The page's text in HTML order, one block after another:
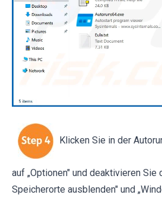
Klicken Sie in der
auf „Optionen" und deaktivieren Sie
Speicherorte ausblenden" und